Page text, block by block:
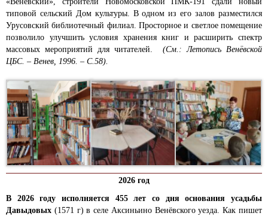
типовой сельский Дом культуры. В одном из его залов разместился
Урусовский библиотечный филиал. Просторное и светлое помещение
позволило улучшить условия хранения книг и расширить спектр
массовых мероприятий для читателей. (См.: Летопись Венёвской
ЦБС. – Венев, 1996. – С.58).
2026 год
В 2026 году исполняется 455 лет со дня основания усадьбы
Давыдовых (1571 г) в селе Аксиньино Венёвского уезда. Как пишет